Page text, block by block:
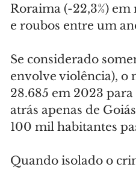
Roraima (-22,3%)
e roubos entre um
Se considerado
envolve violência), o
28.685 em 2023
atrás apenas de
100 mil habitantes
Quando isolado o